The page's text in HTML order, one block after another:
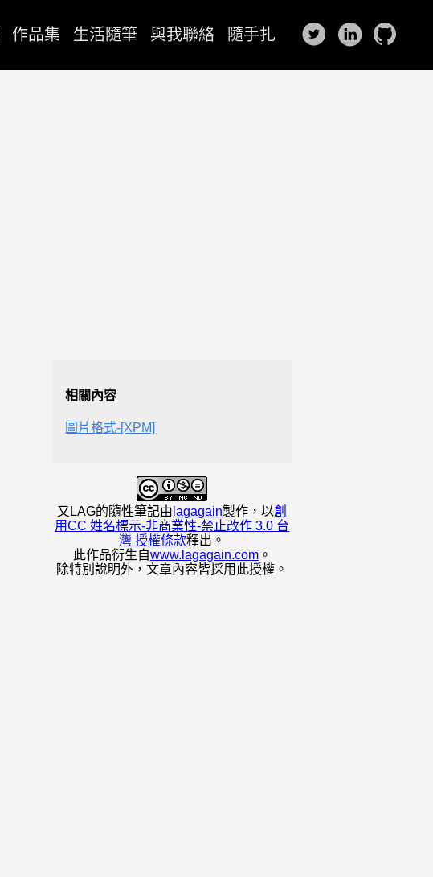
作品集 生活隨筆 與我聯絡 隨手扎
相關內容
圖片格式-[XPM]
又LAG的隨性筆記由 lagagain製作，以創
用CC 姓名標示-非商業性-禁止改作 3.0 台
灣 授權條款釋出。
此作品衍生自www.lagagain.com。
除特別說明外，文章內容皆採用此授權。